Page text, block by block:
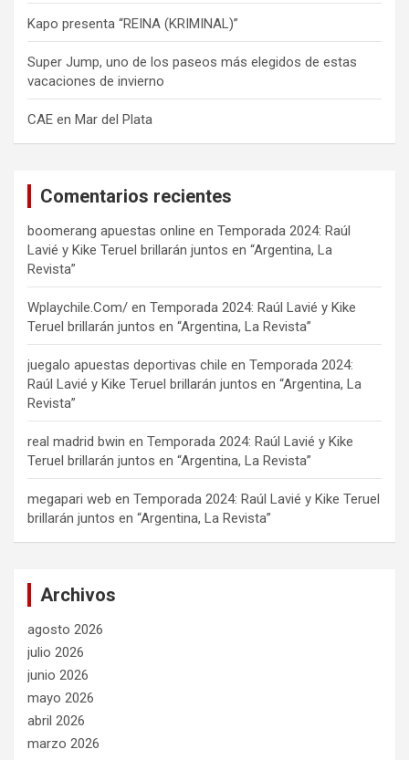
Kapo presenta “REINA (KRIMINAL)”
Super Jump, uno de los paseos más elegidos de estas
vacaciones de invierno
CAE en Mar del Plata
Comentarios recientes
boomerang apuestas online en Temporada 2024: Raúl
Lavié y Kike Teruel brillarán juntos en “Argentina, La
Revista”
Wplaychile.Com/ en Temporada 2024: Raúl Lavié y Kike
Teruel brillarán juntos en “Argentina, La Revista”
juegalo apuestas deportivas chile en Temporada 2024:
Raúl Lavié y Kike Teruel brillarán juntos en “Argentina, La
Revista”
real madrid bwin en Temporada 2024: Raúl Lavié y Kike
Teruel brillarán juntos en “Argentina, La Revista”
megapari web en Temporada 2024: Raúl Lavié y Kike Teruel
brillarán juntos en “Argentina, La Revista”
Archivos
agosto 2026
julio 2026
junio 2026
mayo 2026
abril 2026
marzo 2026